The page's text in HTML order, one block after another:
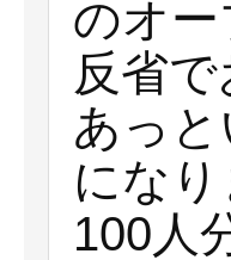
のオ
反省
あっ
にな
100人